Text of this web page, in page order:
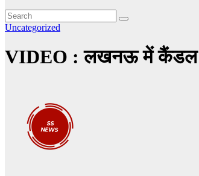
Uncategorized
VIDEO : लखनऊ में कैंडल